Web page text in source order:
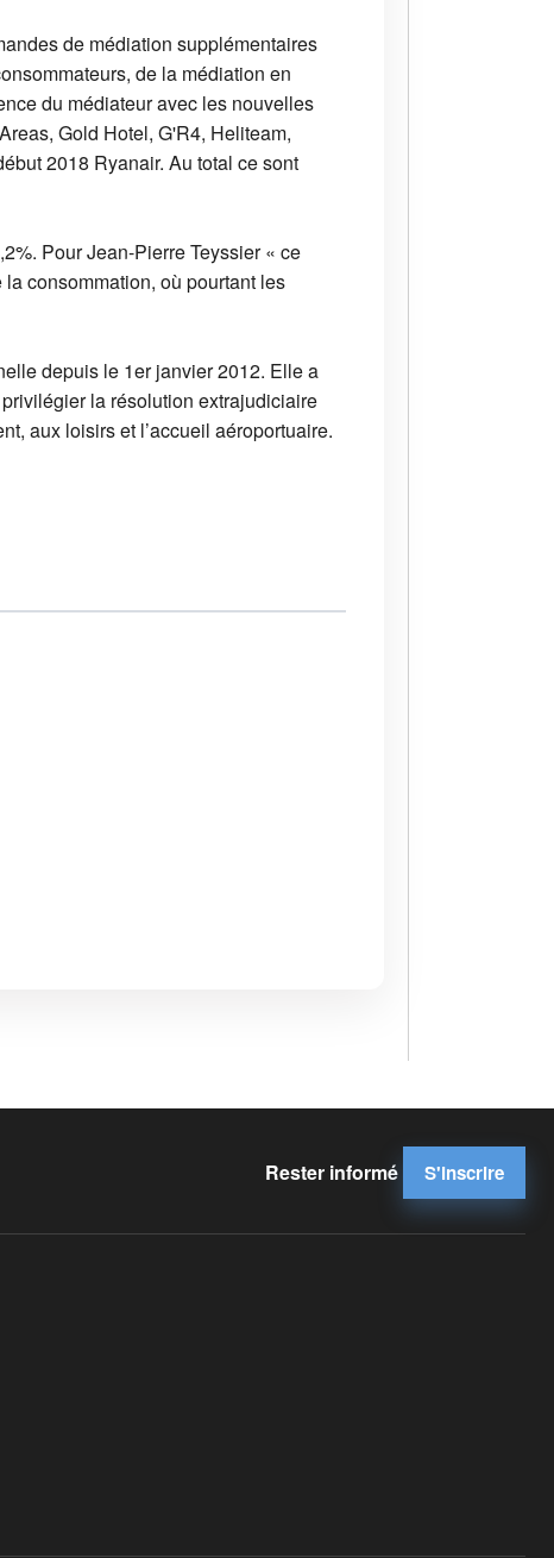
de médiation supplémentaires
de la médiation en
du médiateur avec les nouvelles
Gold Hotel, G'R4, Heliteam,
2018 Ryanair. Au total ce sont
Pour Jean-Pierre Teyssier « ce
consommation, où pourtant les
depuis le 1er janvier 2012. Elle a
la résolution extrajudiciaire
aux loisirs et l’accueil aéroportuaire.
Rester informé S'inscrire